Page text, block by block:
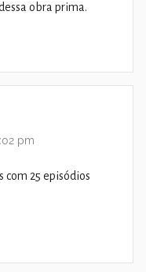
obra prima.
pm
com 25 episódios